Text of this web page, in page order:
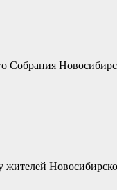
Собрания